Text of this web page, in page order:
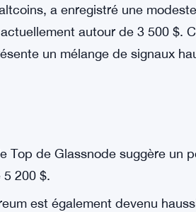
Divergence). Cependant, des
tels que l’Indice de Force
des niveaux de surachat,
a enregistré une modeste
autour de 3 500 $.
un mélange de signaux